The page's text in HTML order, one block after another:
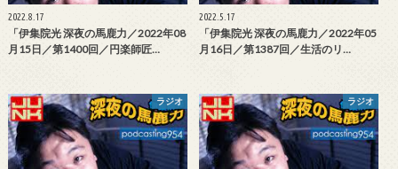
2022.8.17
「伊集院光 深夜の馬鹿力／2022年08
月15日／第1400回／円楽師匠…
2022.5.17
「伊集院光 深夜の馬鹿力／2022年05
月16日／第1387回／生活のリ…
ラジオ ラジオ